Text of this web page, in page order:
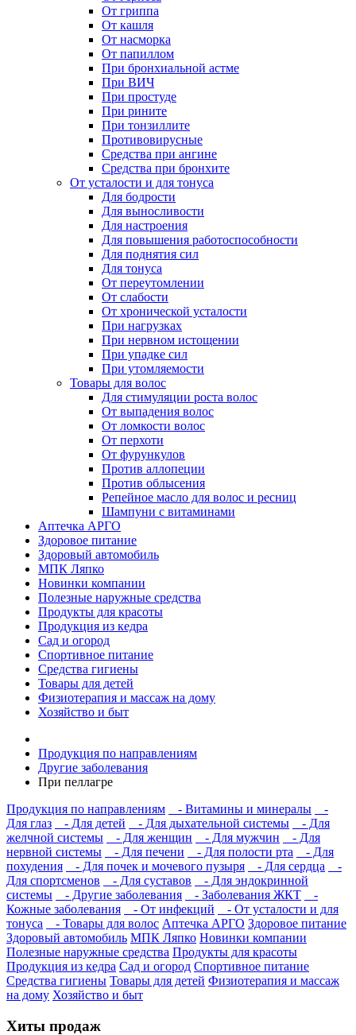
От гриппа
От кашля
От насморка
От папиллом
При бронхиальной астме
При ВИЧ
При простуде
При рините
При тонзиллите
Противовирусные
Средства при ангине
Средства при бронхите
От усталости и для тонуса
Для бодрости
Для выносливости
Для настроения
Для повышения работоспособности
Для поднятия сил
Для тонуса
От переутомлении
От слабости
От хронической усталости
При нагрузках
При нервном истощении
При упадке сил
При утомляемости
Товары для волос
Для стимуляции роста волос
От выпадения волос
От ломкости волос
От перхоти
От фурункулов
Против аллопеции
Против облысения
Репейное масло для волос и ресниц
Шампуни с витаминами
Аптечка АРГО
Здоровое питание
Здоровый автомобиль
МПК Ляпко
Новинки компании
Полезные наружные средства
Продукты для красоты
Продукция из кедра
Сад и огород
Спортивное питание
Средства гигиены
Товары для детей
Физиотерапия и массаж на дому
Хозяйство и быт
Продукция по направлениям
Другие заболевания
При пеллагре
Продукция по направлениям
- Витамины и минералы
-
Для глаз
- Для детей - Для дыхательной системы
- Для
желчной системы
- Для женщин - Для мужчин
- Для
нервной системы
- Для печени - Для полости рта
- Для
похудения
- Для почек и мочевого пузыря - Для сердца
-
Для спортсменов
- Для суставов
- Для эндокринной
системы
- Другие заболевания - Заболевания ЖКТ
-
Кожные заболевания
- От инфекций
- От усталости и для
тонуса
- Товары для волос Аптечка АРГО Здоровое питание
Здоровый автомобиль МПК Ляпко Новинки компании
Полезные наружные средства Продукты для красоты
Продукция из кедра Сад и огород Спортивное питание
Средства гигиены Товары для детей Физиотерапия и массаж
на дому Хозяйство и быт
Хиты продаж